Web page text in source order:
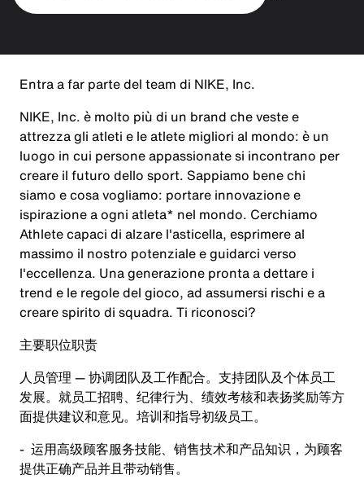
Entra a far parte del team di NIKE, Inc.
NIKE, Inc. è molto più di un brand che veste e
attrezza gli atleti e le atlete migliori al mondo: è un
luogo in cui persone appassionate si incontrano per
creare il futuro dello sport. Sappiamo bene chi
siamo e cosa vogliamo: portare innovazione e
ispirazione a ogni atleta* nel mondo. Cerchiamo
Athlete capaci di alzare l'asticella, esprimere al
massimo il nostro potenziale e guidarci verso
l'eccellenza. Una generazione pronta a dettare i
trend e le regole del gioco, ad assumersi rischi e a
creare spirito di squadra. Ti riconosci?
主要职位职责
人员管理 — 协调团队及工作配合。支持团队及个体员工
发展。就员工招聘、纪律行为、绩效考核和表扬奖励等方
面提供建议和意见。培训和指导初级员工。
- 运用高级顾客服务技能、销售技术和产品知识，为顾客
提供正确产品并且带动销售。